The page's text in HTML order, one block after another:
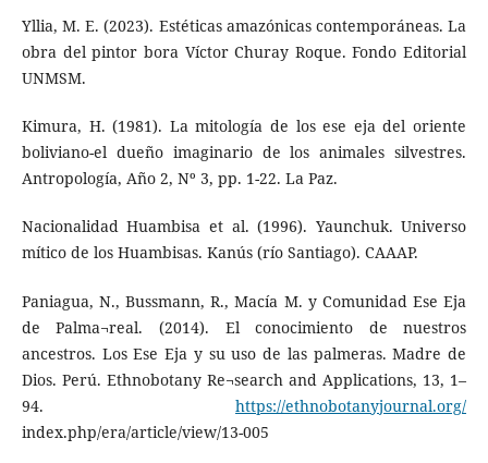
Yllia, M. E. (2023). Estéticas amazónicas contemporáneas. La
obra del pintor bora Víctor Churay Roque. Fondo Editorial
UNMSM.
Kimura, H. (1981). La mitología de los ese eja del oriente
boliviano-el dueño imaginario de los animales silvestres.
Antropología, Año 2, Nº 3, pp. 1-22. La Paz.
Nacionalidad Huambisa et al. (1996). Yaunchuk. Universo
mítico de los Huambisas. Kanús (río Santiago). CAAAP.
Paniagua, N., Bussmann, R., Macía M. y Comunidad Ese Eja
de Palma¬real. (2014). El conocimiento de nuestros
ancestros. Los Ese Eja y su uso de las palmeras. Madre de
Dios. Perú. Ethnobotany Re¬search and Applications, 13, 1–
94.https://ethnobotanyjournal.org/
index.php/era/article/view/13-005